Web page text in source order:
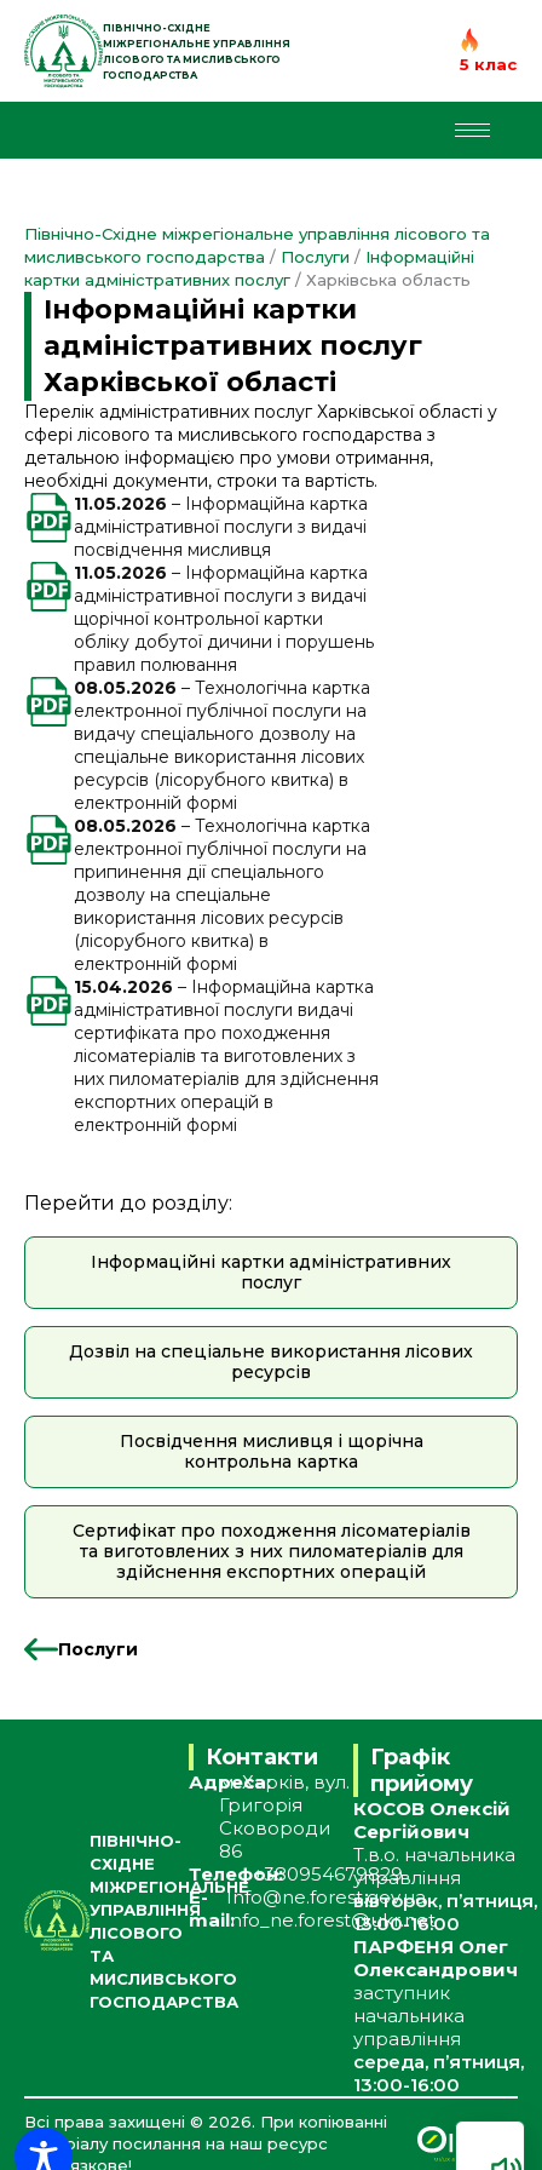
Перейти
вмісту
ПІВНІЧНО-СХІДНЕ
МІЖРЕГІОНАЛЬНЕ УПРАВЛІННЯ
ЛІСОВОГО ТА МИСЛИВСЬКОГО
ГОСПОДАРСТВА
5 клас
Північно-Східне міжрегіональне управління лісового та
мисливського господарства / Послуги / Інформаційні
картки адміністративних послуг / Харківська область
Інформаційні картки
адміністративних послуг
Харківської області
Перелік адміністративних послуг Харківської області у
сфері лісового та мисливського господарства з
детальною інформацією про умови отримання,
необхідні документи, строки та вартість.
11.05.2026 – Інформаційна картка
адміністративної послуги з видачі
посвідчення мисливця
11.05.2026 – Інформаційна картка
адміністративної послуги з видачі
щорічної контрольної картки
обліку добутої дичини і порушень
правил полювання
08.05.2026 – Технологічна картка
електронної публічної послуги на
видачу спеціального дозволу на
спеціальне використання лісових
ресурсів (лісорубного квитка) в
електронній формі
08.05.2026 – Технологічна картка
електронної публічної послуги на
припинення дії спеціального
дозволу на спеціальне
використання лісових ресурсів
(лісорубного квитка) в
електронній формі
15.04.2026 – Інформаційна картка
адміністративної послуги видачі
сертифіката про походження
лісоматеріалів та виготовлених з
них пиломатеріалів для здійснення
експортних операцій в
електронній формі
Перейти до розділу:
Інформаційні картки адміністративних
послуг
Дозвіл на спеціальне використання лісових
ресурсів
Посвідчення мисливця і щорічна
контрольна картка
Сертифікат про походження лісоматеріалів
та виготовлених з них пиломатеріалів для
здійснення експортних операцій
Послуги
ПІВНІЧНО-
СХІДНЕ
МІЖРЕГІОНАЛЬНЕ
УПРАВЛІННЯ
ЛІСОВОГО
ТА
МИСЛИВСЬКОГО
ГОСПОДАРСТВА
Контакти
Адреса:
м. Харків, вул.
Григорія
Сковороди
86
Телефон:+380954679829
E-
mail:
Info@ne.forest.gov.ua
info_ne.forest@ukr.net
Графік
прийому
КОСОВ Олексій
Сергійович
Т.в.о. начальника
управління
вівторок, п’ятниця,
13:00-16:00
ПАРФЕНЯ Олег
Олександрович
заступник
начальника
управління
середа, п’ятниця,
13:00-16:00
Всі права захищені © 2026. При копіюванні
матеріалу посилання на наш ресурс
обов’язкове!